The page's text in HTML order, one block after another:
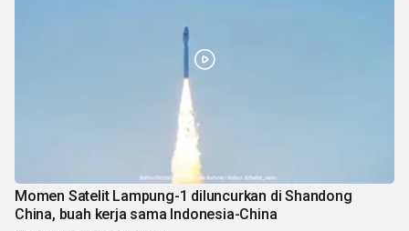
Momen Satelit Lampung-1 diluncurkan di Shandong
China, buah kerja sama Indonesia-China